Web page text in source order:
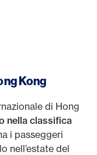
Kong
di Hong
nella classifica
i passeggeri
nell’estate del